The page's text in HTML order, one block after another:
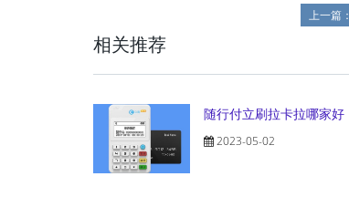
上一篇：
相关推荐
随行付立刷拉卡拉哪家好
2023-05-02